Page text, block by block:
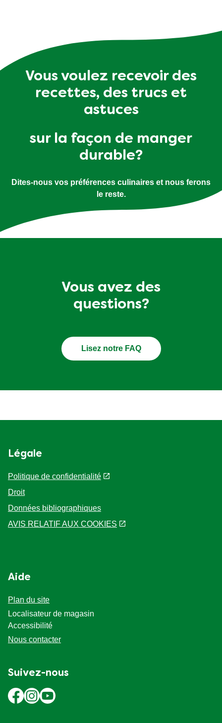
Vous voulez recevoir des
recettes, des trucs et
astuces
sur la façon de manger
durable?
Dites-nous vos préférences culinaires et nous ferons
le reste.
Vous avez des
questions?
Lisez notre FAQ
Légale
Politique de confidentialité
Droit
Données bibliographiques
AVIS RELATIF AUX COOKIES
Aide
Plan du site
Localisateur de magasin
Accessibilité
Nous contacter
Suivez-nous